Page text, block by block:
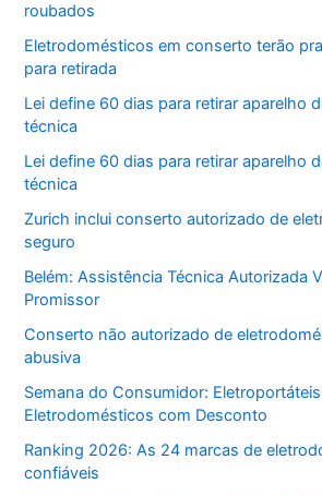
roubados
Eletrodomésticos em conserto terão
para retirada
Lei define 60 dias para retirar aparelho
técnica
Lei define 60 dias para retirar aparelho
técnica
Zurich inclui conserto autorizado de
seguro
Belém: Assistência Técnica Autorizada
Promissor
Conserto não autorizado de
abusiva
Semana do Consumidor:
Eletrodomésticos com Desconto
Ranking 2026: As 24 marcas de
confiáveis